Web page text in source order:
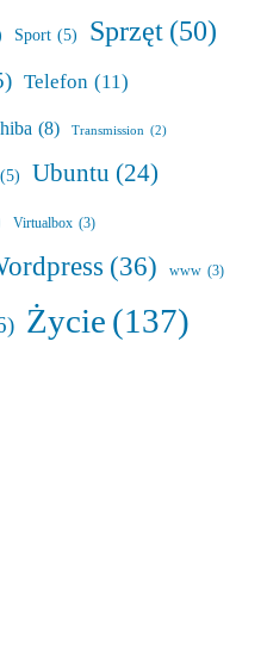
Sport (5) Sprzęt(50)
Telefon (11)
(8) Transmission (2)
(5) Ubuntu (24)
Virtualbox (3)
(36) www (3)
Życie(137)